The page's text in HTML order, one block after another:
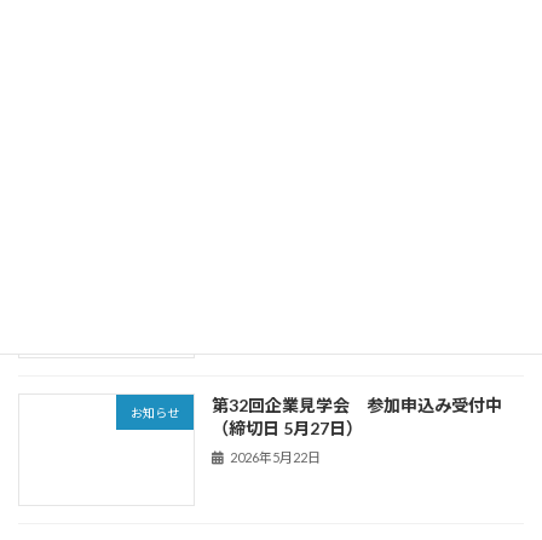
お知らせ
第32回企業見学会 参加申込み受付中
（締切日 5月27日）
2026年5月22日